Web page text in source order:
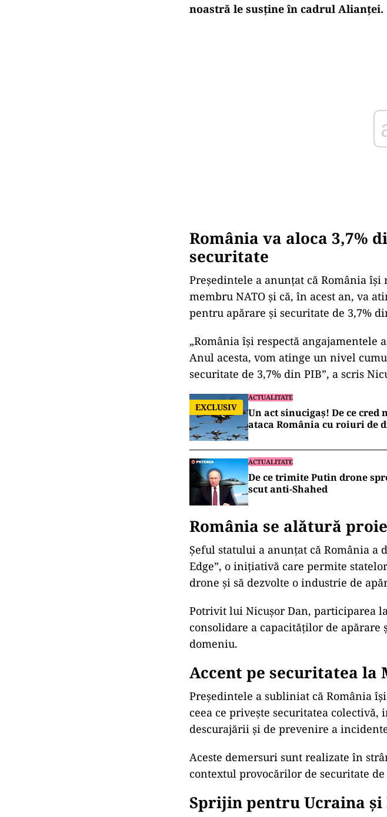
noastră le susține în cadrul Alianței.
România va aloca 3,7%
securitate
Președintele a anunțat că România își
membru NATO și că, în acest an, va
pentru apărare și securitate de 3,7%
„România își respectă angajamentele
Anul acesta, vom atinge un nivel
securitate de 3,7% din PIB”, a scris
EXCLUSIV
ACTUALITATE
Un act sinucigaș! De ce
ataca România cu roiuri de
ACTUALITATE
De ce trimite Putin drone
scut anti-Shahed
România se alătură
Șeful statului a anunțat că România a
Edge”, o inițiativă care permite
drone și să dezvolte o industrie de
Potrivit lui Nicușor Dan, participarea
consolidare a capacităților de
domeniu.
Accent pe securitatea la
Președintele a subliniat că România
ceea ce privește securitatea
descurajării și de prevenire a
Aceste demersuri sunt realizate în
contextul provocărilor de securitate
Sprijin pentru Ucraina și